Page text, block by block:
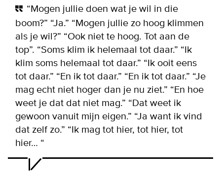
“Mogen jullie doen wat je wil in die
boom?” “Ja.” “Mogen jullie zo hoog klimmen
als je wil?” “Ook niet te hoog. Tot aan de
top”. “Soms klim ik helemaal tot daar.” “Ik
klim soms helemaal tot daar.” “Ik ooit eens
tot daar.” “En ik tot daar.” “En ik tot daar.” “Je
mag echt niet hoger dan je nu ziet.” “En hoe
weet je dat dat niet mag.” “Dat weet ik
gewoon vanuit mijn eigen.” “Ja want ik vind
dat zelf zo.” “Ik mag tot hier, tot hier, tot
hier… “